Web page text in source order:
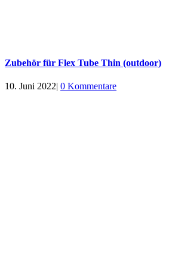
Zubehör für Flex Tube Thin (outdoor)
10. Juni 2022| 0 Kommentare